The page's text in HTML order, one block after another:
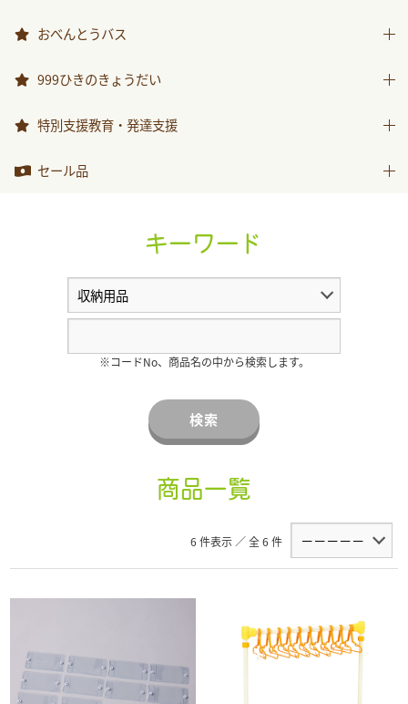
どうぞのいす
おべんとうバス
おべんとうバス
999ひきのきょうだい
999ひきのきょうだい
特別支援教育・発達支援
特別支援教育・発達支援
セール品
キーワード
※コードNo、商品名の中から検索します。
検索
商品一覧
6 件表示 ／ 全 6 件